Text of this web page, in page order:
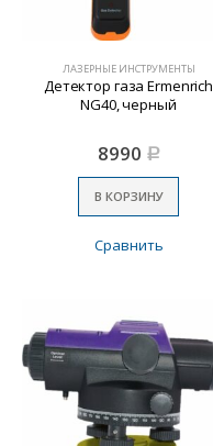
ЛАЗЕРНЫЕ ИНСТРУМЕНТЫ
Детектор газа Ermenrich
NG40, черный
8990 Р
В КОРЗИНУ
Сравнить